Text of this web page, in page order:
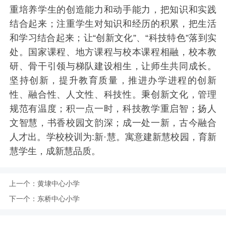
重培养学生的创造能力和动手能力，把知识和实践
结合起来；注重学生对知识和经历的积累，把生活
和学习结合起来；让“创新文化”、“科技特色”落到实
处。国家课程、地方课程与校本课程相融，校本教
研、骨干引领与梯队建设相生，让师生共同成长。
坚持创新，提升教育质量，推进办学进程的创新
性、融合性、人文性、科技性。秉创新文化，管理
规范有温度；积一点一时，科技教学重启智；扬人
文智慧，书香校园文韵深；成一处一新，古今融合
人才出。学校校训为:新·慧。寓意建新慧校园，育新
慧学生，成新慧品质。
上一个： 黄埭中心小学
下一个： 东桥中心小学